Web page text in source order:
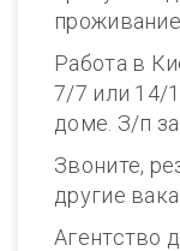
Работа в
7/7 или 14/
доме. З/п
Звоните,
другие
Агентство